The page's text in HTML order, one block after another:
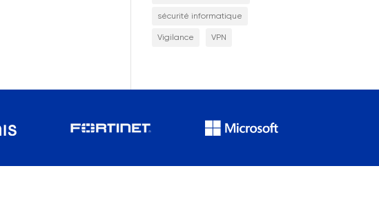
sécurité informatique
Vigilance VPN